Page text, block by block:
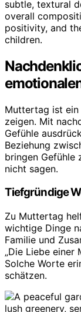
Muttertag ist ein
zeigen. Mit
Gefühle
Beziehung
bringen Gefühle
nicht sagen.
Tiefgründige
Zu Muttertag
wichtige Dinge
Familie und
„Die Liebe einer
Solche Worte
schätzen.